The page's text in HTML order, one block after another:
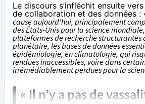
Le discours s’infléchit ensuite
de collaboration et des données :
cause aujourd’hui, principalement
des États-Unis pour la science
plateformes de recherche structurantes
planétaire, les bases de données
épidémiologie, en climatologie, qui
rendues inaccessibles, voire dans
irrémédiablement perdues pour la
« Il n’y a pas de